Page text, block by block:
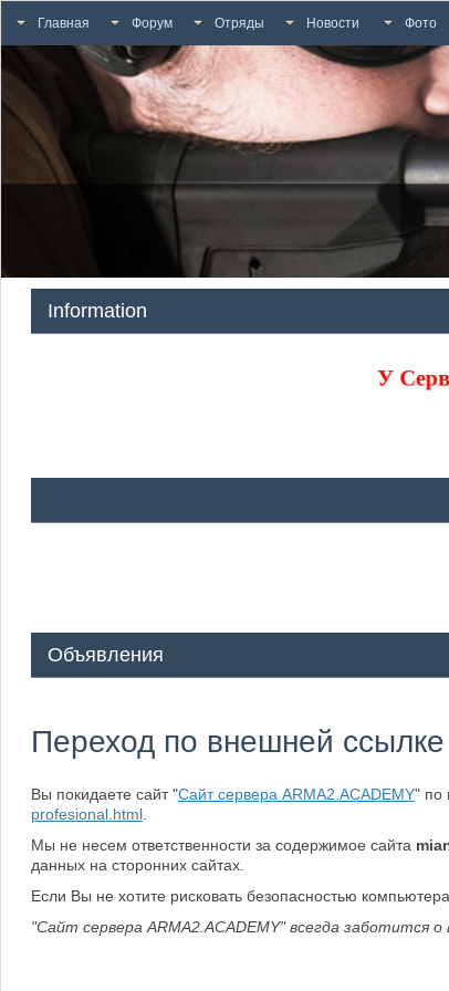
Главная Форум Отряды Новости Фото
Information
У
Объявления
Переход по внешней ссылке
Вы покидаете сайт "Сайт сервера ARMA2.ACADEMY" по
profesional.html.
Мы не несем ответственности за содержимое сайта
данных на сторонних сайтах.
Если Вы не хотите рисковать безопасностью
"Сайт сервера ARMA2.ACADEMY" всегда заботится о